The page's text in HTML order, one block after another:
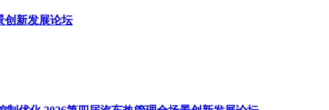
创新发展论坛